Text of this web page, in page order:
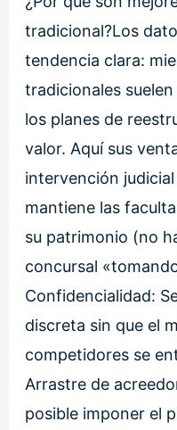
tradicional?Los
tendencia clara:
tradicionales
los planes de
valor. Aquí sus
intervención
mantiene las
su patrimonio (no
concursal
Confidencialidad:
discreta sin que el
competidores se
Arrastre de
posible imponer el